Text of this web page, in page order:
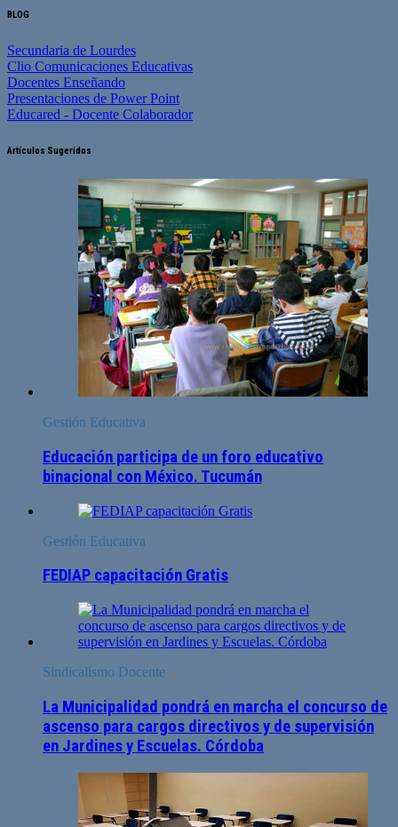
BLOG
Secundaria de Lourdes
Clio Comunicaciones Educativas
Docentes Enseñando
Presentaciones de Power Point
Educared - Docente Colaborador
Artículos Sugeridos
Gestión Educativa
Educación participa de un foro educativo
binacional con México. Tucumán
Gestión Educativa
FEDIAP capacitación Gratis
Sindicalismo Docente
La Municipalidad pondrá en marcha el concurso de
ascenso para cargos directivos y de supervisión
en Jardines y Escuelas. Córdoba